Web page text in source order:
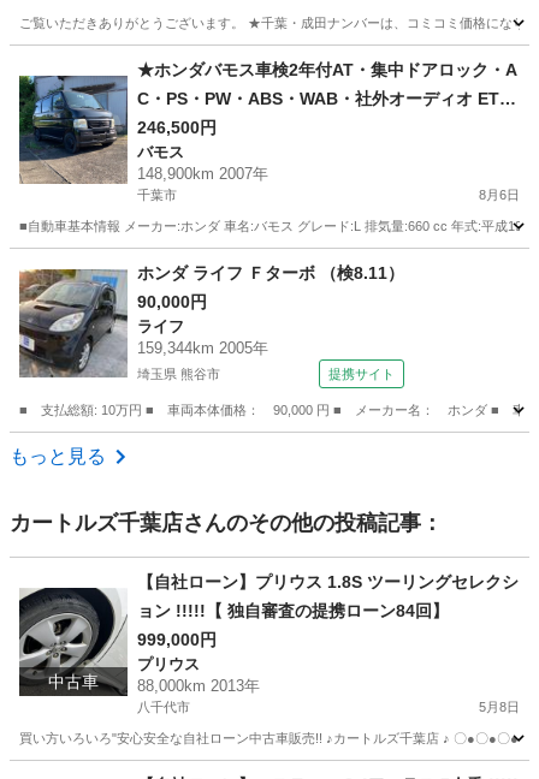
ご覧いただきありがとうございます。 ★千葉・成田ナンバーは、コミコミ価格にな
八街駅 フリード フリードハイブリッド
★ホンダバモス車検2年付AT・集中ドアロック・A
C・PS・PW・ABS・WAB・社外オーディオ ETC
付きボディー スーパーブラック全塗装車両☆
246,500円
バモス
148,900km 2007年
千葉市 8月6日
■自動車基本情報 メーカー:ホンダ 車名:バモス グレード:L 排気量:660 cc 年式:平成19
バモス 車両
ホンダ ライフ Ｆターボ （検8.11）
90,000円
ライフ
159,344km 2005年
埼玉県 熊谷市 提携サイト
■ 支払総額: 10万円 ■ 車両本体価格： 90,000 円 ■ メーカー名： ホンダ ■
埼玉 熊谷市
もっと見る
カートルズ千葉店さんのその他の投稿記事：
中古車
【自社ローン】プリウス 1.8S ツーリングセレクシ
ョン !!!!!【 独自審査の提携ローン84回】
999,000円
プリウス
88,000km 2013年
八千代市 5月8日
買い方いろいろ"安心安全な自社ローン中古車販売!! ♪カートルズ千葉店 ♪ 〇●〇●〇
プリウス